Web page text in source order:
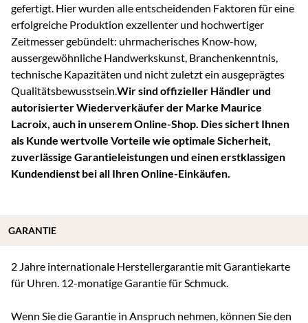
gefertigt. Hier wurden alle entscheidenden Faktoren für eine
erfolgreiche Produktion exzellenter und hochwertiger
Zeitmesser gebündelt: uhrmacherisches Know-how,
aussergewöhnliche Handwerkskunst, Branchenkenntnis,
technische Kapazitäten und nicht zuletzt ein ausgeprägtes
Qualitätsbewusstsein. Wir sind offizieller Händler und
autorisierter Wiederverkäufer der Marke Maurice
Lacroix, auch in unserem Online-Shop. Dies sichert Ihnen
als Kunde wertvolle Vorteile wie optimale Sicherheit,
zuverlässige Garantieleistungen und einen erstklassigen
Kundendienst bei all Ihren Online-Einkäufen.
2 Jahre internationale Herstellergarantie mit Garantiekarte
für Uhren. 12-monatige Garantie für Schmuck.
Wenn Sie die Garantie in Anspruch nehmen, können Sie den
GARANTIE